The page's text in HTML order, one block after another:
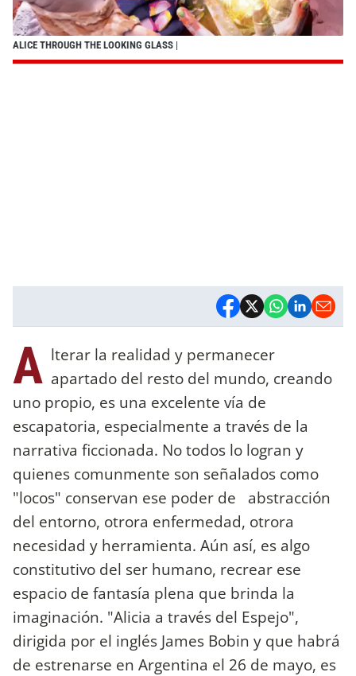
ALICE THROUGH THE LOOKING GLASS |
A lterar la realidad y permanecer
apartado del resto del mundo, creando
uno propio, es una excelente vía de
escapatoria, especialmente a través de la
narrativa ficcionada. No todos lo logran y
quienes comunmente son señalados como
"locos" conservan ese poder de abstracción
del entorno, otrora enfermedad, otrora
necesidad y herramienta. Aún así, es algo
constitutivo del ser humano, recrear ese
espacio de fantasía plena que brinda la
imaginación. "Alicia a través del Espejo",
dirigida por el inglés James Bobin y que habrá
de estrenarse en Argentina el 26 de mayo, es